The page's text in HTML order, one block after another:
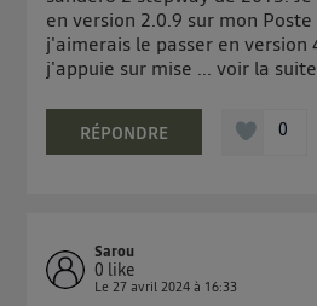
en version 2.0.9 sur mon
j'aimerais le passer en version
j'appuie sur mise ...voir la suite
RÉPONDRE 0
Sarou
0 like
Le27 avril 2024 à 16:33